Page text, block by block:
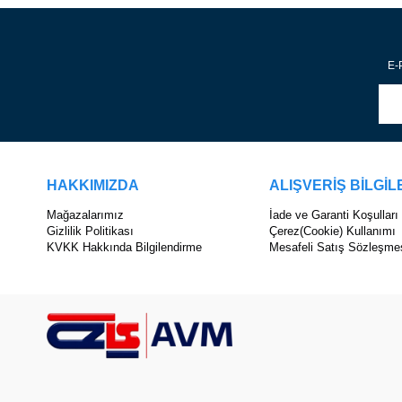
HAKKIMIZDA
Mağazalarımız
Gizlilik Politikası
KVKK Hakkında Bilgilendirme
ALIŞVERİŞ
İade ve Garanti Koşulları
Çerez(Cookie) Kullanımı
Mesafeli Satış